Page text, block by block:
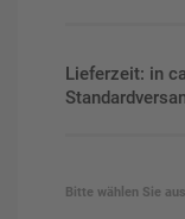
Lieferzeit: in
Bitte wählen Sie